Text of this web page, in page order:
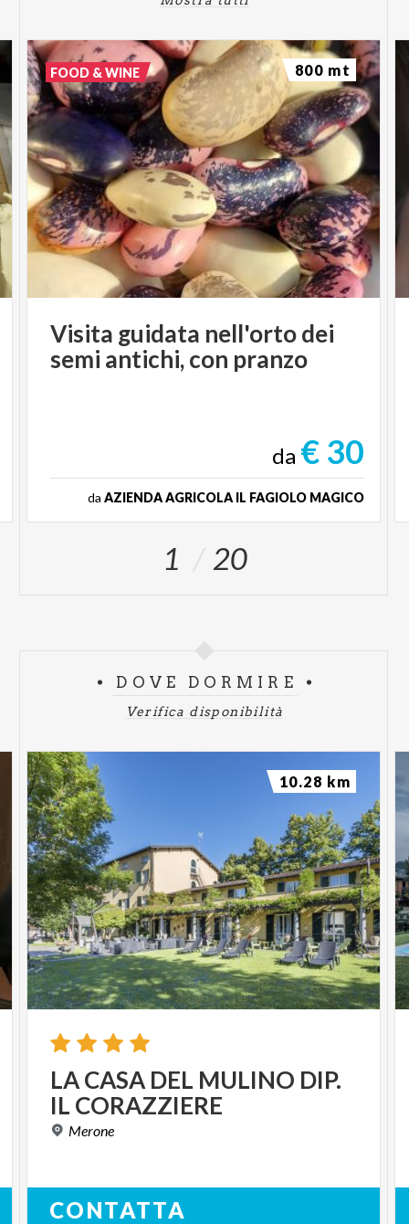
Visita guidata nell'ortodei
semi antichi,con pranzo
da € 30
da AZIENDA AGRICOLA IL FAGIOLO MAGICO
FOOD & WINE 800 mt
1 20
DOVE DORMIRE
Verifica disponibilità
LACASA DEL MULINO DIP.
IL CORAZZIERE
Merone
CONTATTA
10.28 km